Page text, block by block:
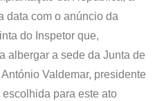
data com o anúncio da
do Inspetor que,
albergar a sede da Junta de
Valdemar, presidente
para este ato